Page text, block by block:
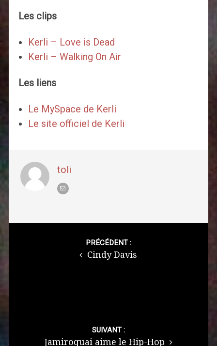
Les clips
Kerli – Love is Dead
Kerli – Walking On Air
Les liens
Le MySpace de Kerli
Le site officiel de Kerli
toli
PRÉCÉDENT :
Cindy Davis
SUIVANT :
Jamiroquai aime le Hip-Hop